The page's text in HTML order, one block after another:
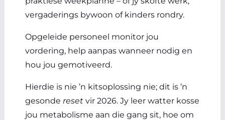
vergaderings bywoon of kinders rondry.
Opgeleide personeel monitor jou
vordering, help aanpas wanneer nodig en
hou jou gemotiveerd.
Hierdie is nie ’n kitsoplossing nie; dit is ’n
gesonde resetvir 2026. Jy leer watter kosse
jou metabolisme aan die gang sit, hoe om